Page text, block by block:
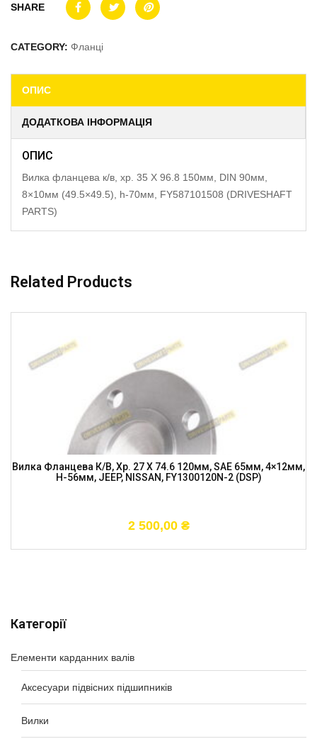
Категорії
Елементи карданних валів
Аксесуари підвісних підшипників
Вилки
SHARE
CATEGORY: Фланці
ОПИС
ДОДАТКОВА ІНФОРМАЦІЯ
ОПИС
Вилка фланцева к/в, хр. 35 X 96.8 150мм, DIN 90мм,
8×10мм (49.5×49.5), h-70мм, FY587101508 (DRIVESHAFT
PARTS)
Related Products
Вилка Фланцева К/в, Хр. 27 X 74.6 120мм, SAE 65мм, 4×12мм,
H-56мм, JEEP, NISSAN, FY1300120N-2 (DSP)
2 500,00 ₴